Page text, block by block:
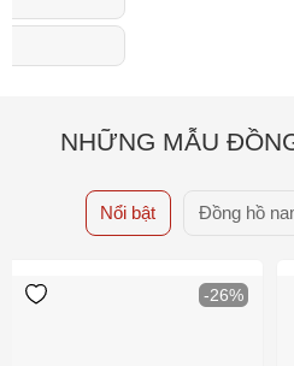
NHỮNG MẪU
Nổi bật Đồng hồ
-26%